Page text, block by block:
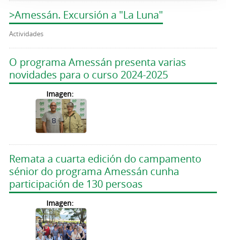
>Amessán. Excursión a "La Luna"
Actividades
O programa Amessán presenta varias
novidades para o curso 2024-2025
Imagen:
Remata a cuarta edición do campamento
sénior do programa Amessán cunha
participación de 130 persoas
Imagen: